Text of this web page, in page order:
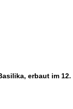
erbaut im 12.